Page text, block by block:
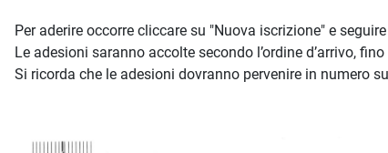
Per aderire occorre cliccare su "Nuova iscrizione" e
Le adesioni saranno accolte secondo l’ordine d’arrivo,
Si ricorda che le adesioni dovranno pervenire in numero